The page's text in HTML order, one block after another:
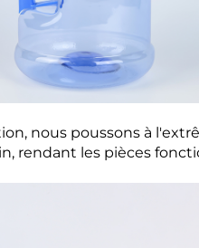
nous poussons à
rendant les pièces